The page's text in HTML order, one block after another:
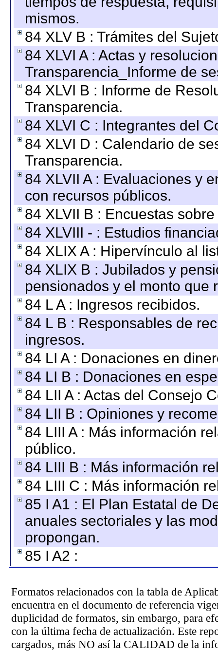
mismos.
84 XLV B : Trámites del
84 XLVI A : Actas y
Transparencia_Informe de
84 XLVI B : Informe de
Transparencia.
84 XLVI C : Integrantes del
84 XLVI D : Calendario de
Transparencia.
84 XLVII A : Evaluaciones y
con recursos públicos.
84 XLVII B : Encuestas
84 XLVIII - : Estudios
84 XLIX A : Hipervínculo al
84 XLIX B : Jubilados y
pensionados y el monto que
84 L A : Ingresos recibidos.
84 L B : Responsables de
ingresos.
84 LI A : Donaciones en
84 LI B : Donaciones en
84 LII A : Actas del Consejo
84 LII B : Opiniones y
84 LIII A : Más información
público.
84 LIII B : Más información
84 LIII C : Más información
85 I A1 : El Plan Estatal de
anuales sectoriales y las
propongan.
85 I A2 :
Formatos relacionados con la tabla de
encuentra en el documento de referencia
duplicidad de formatos, sin embargo, para
con la última fecha de actualización. Este
cargados, más NO así la CALIDAD de la